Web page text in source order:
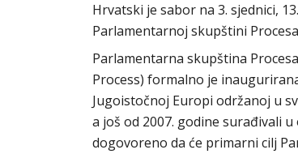
Hrvatski je sabor na 3. sjednici,
Parlamentarnoj skupštini
Parlamentarna skupština
Process) formalno je
Jugoistočnoj Europi održanoj u
a još od 2007. godine surađivali
dogovoreno da će primarni cilj